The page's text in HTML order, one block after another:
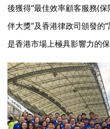
後獲得“最佳效率顧客服務(
伴大獎”及香港律政司頒發的
是香港市場上極具影響力的保